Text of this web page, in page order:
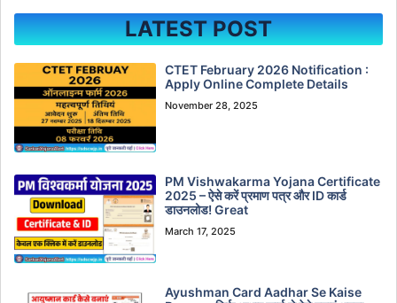
LATEST POST
CTET February 2026 Notification :
Apply Online Complete Details
November 28, 2025
PM Vishwakarma Yojana Certificate
2025 – ऐसे करें प्रमाण पत्र और ID कार्ड
डाउनलोड! Great
March 17, 2025
Ayushman Card Aadhar Se Kaise